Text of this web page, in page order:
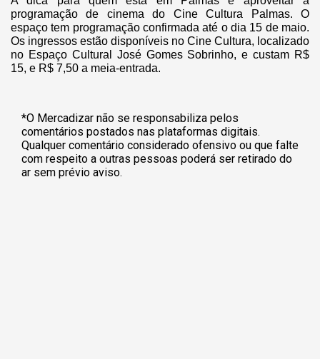
programação de cinema do Cine Cultura Palmas. O
espaço tem programação confirmada até o dia 15 de maio.
Os ingressos estão disponíveis no Cine Cultura, localizado
no Espaço Cultural José Gomes Sobrinho, e custam R$
15, e R$ 7,50 a meia-entrada.
*O Mercadizar não se responsabiliza pelos
comentários postados nas plataformas digitais.
Qualquer comentário considerado ofensivo ou que falte
com respeito a outras pessoas poderá ser retirado do
ar sem prévio aviso.